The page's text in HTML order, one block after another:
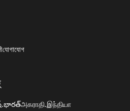
যোগাযোগ
அகராதி.இந்தியா